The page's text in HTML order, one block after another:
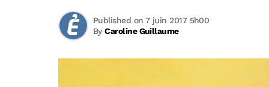
ByCaroline Guillaume
Published on 7 juin 2017 5h00